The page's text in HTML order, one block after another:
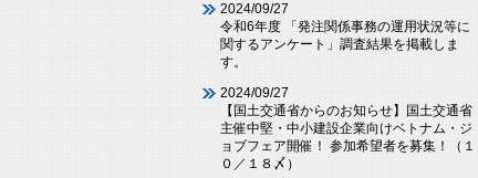
2024/09/27
令和6年度 「発注関係事務の運用状況等に
関するアンケート」調査結果を掲載しま
す。
2024/09/27
【国土交通省からのお知らせ】国土交通省
主催中堅・中小建設企業向けベトナム・ジ
ョブフェア開催！ 参加希望者を募集！（１
０／１８〆）